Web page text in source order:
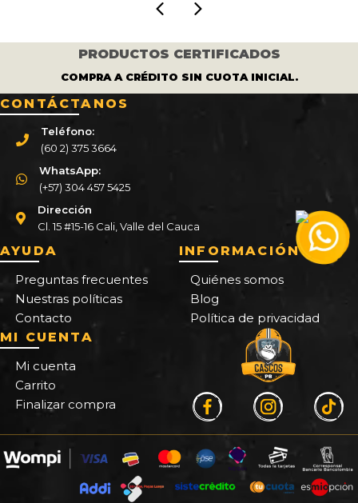
PRODUCTOS CERTIFICADOS
COMPRA A CRÉDITO SIN CUOTA INICIAL.
CONTÁCTANOS
Teléfono:
(60 2) 375 3664
WhatsApp:
(+57) 304 457 5425
Dirección
Cl. 15 #15-16 Cali, Valle del Cauca
AYUDA
Preguntas frecuentes
Nuestras políticas
Contacto
INFORMACIÓN
Quiénes somos
Blog
Política de privacidad
MI CUENTA
Mi cuenta
Carrito
Finalizar compra